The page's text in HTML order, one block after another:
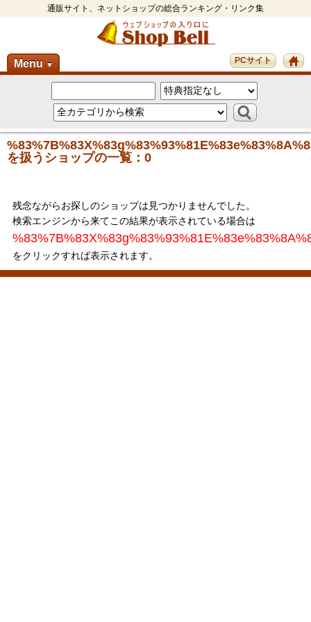
通販サイト、ネットショップの総合ランキング・リンク集
Menu ▼ PCサイト
を扱うショップの一覧：0
残念ながらお探しのショップは見つかりませんでした。
検索エンジンから来てこの結果が表示されている場合は
をクリックすれば表示されます。